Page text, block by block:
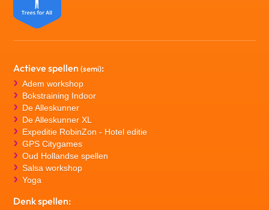
Actieve spellen (semi):
Adem workshop
Bokstraining Indoor
De Alleskunner
De Alleskunner XL
Expeditie RobinZon - Hotel editie
GPS Citygames
Oud Hollandse spellen
Salsa workshop
Yoga
Denk spellen: